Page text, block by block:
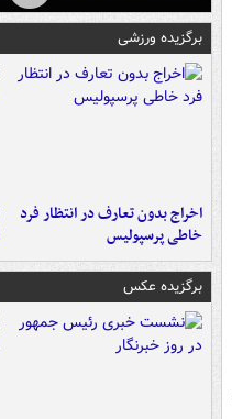
برگزیده ورزشی
اخراج بدون تعارف در انتظار فرد
خاطی پرسپولیس
برگزیده عکس